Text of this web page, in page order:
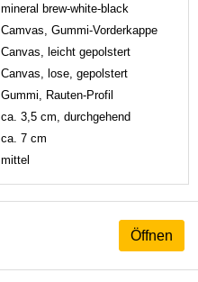
mineral brew-white-black
Camvas, Gummi-Vorderkappe
Canvas, leicht gepolstert
Canvas, lose, gepolstert
Gummi, Rauten-Profil
ca. 3,5 cm, durchgehend
ca. 7 cm
mittel
Öffnen